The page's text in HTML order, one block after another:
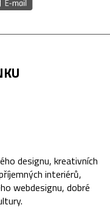
designu, kreativních
interiérů,
webdesignu, dobré